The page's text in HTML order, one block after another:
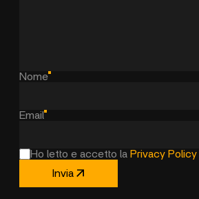
Nome
Email
Ho letto e accetto la Privacy Policy
Invia